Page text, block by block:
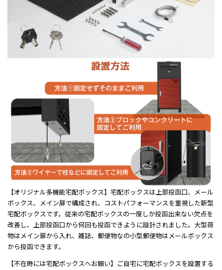
【オリジナル多機能宅配ボックス】宅配ボックスは上部投函口、メール
ボックス、メイン扉で構成され、コストパフォーマンスを重視した新型
宅配ボックスです。従来の宅配ボックスの一度しか投函出来ない欠点を
改善し、上部投函口から何回も投函できように設計されました。大型荷
物はメイン扉から入れ、雑誌、郵便物なの小型郵便物はメールボックス
から投函できます。
【不在時には宅配ボックスへお願い】ご自宅に宅配ボックスを設置する